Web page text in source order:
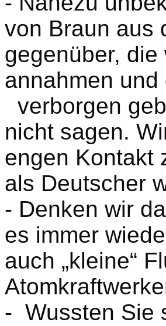
von Braun aus
gegenüber,
annahmen
verborgen
nicht sagen.
engen Kontakt
als Deutscher
- Denken wir
es immer
auch „kleine“
- Wussten Sie